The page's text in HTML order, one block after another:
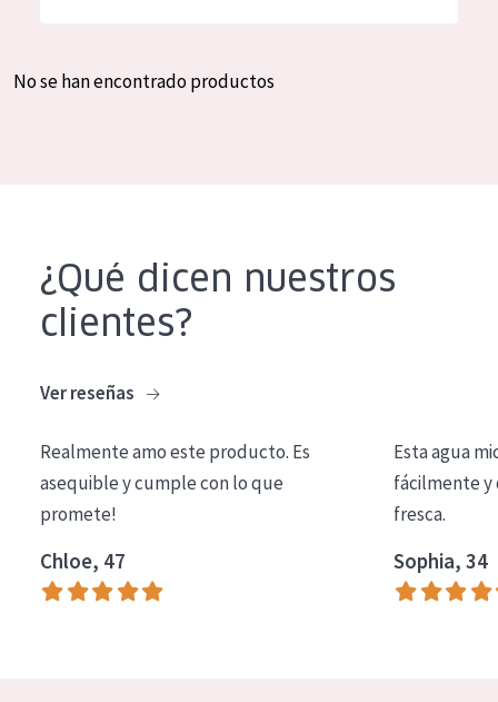
Crema de día
Crema de noche
Limpieza
COLECCIÓN
Essentials
Lift+
Spanish
No se han encontrado productos
¿Qué dicen nuestros
clientes?
Ver reseñas
Realmente amo este producto. Es
asequible y cumple con lo que
promete!
Chloe, 47
Esta agua
fácilmente y
fresca.
Sophia, 34